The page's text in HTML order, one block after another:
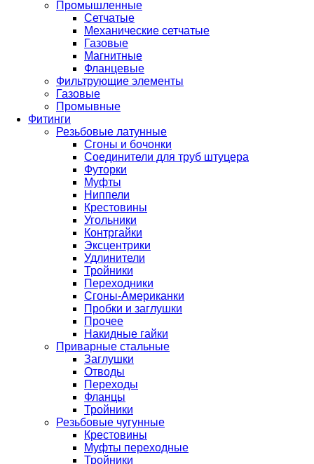
Промышленные
Сетчатые
Механические сетчатые
Газовые
Магнитные
Фланцевые
Фильтрующие элементы
Газовые
Промывные
Фитинги
Резьбовые латунные
Сгоны и бочонки
Соединители для труб штуцера
Футорки
Муфты
Ниппели
Крестовины
Угольники
Контргайки
Эксцентрики
Удлинители
Тройники
Переходники
Сгоны-Американки
Пробки и заглушки
Прочее
Накидные гайки
Приварные стальные
Заглушки
Отводы
Переходы
Фланцы
Тройники
Резьбовые чугунные
Крестовины
Муфты переходные
Тройники